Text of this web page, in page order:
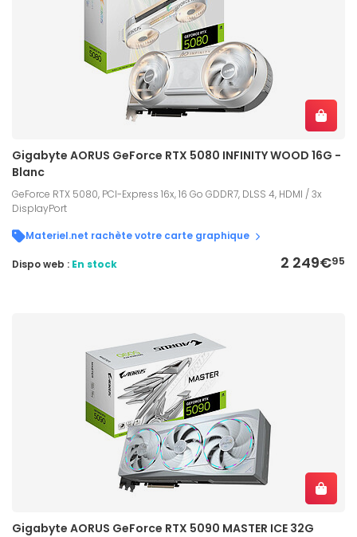
Gigabyte AORUS GeForce RTX 5080 INFINITY WOOD 16G -
Blanc
GeForce RTX 5080, PCI-Express 16x, 16 Go GDDR7, DLSS 4, HDMI / 3x
DisplayPort
Materiel.net rachète votre carte graphique
2 249€95
Dispo web : En stock
Gigabyte AORUS GeForce RTX 5090 MASTER ICE 32G